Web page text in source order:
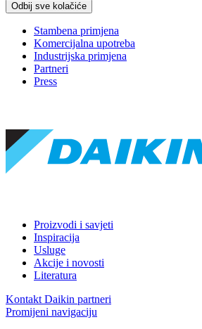
Odbij sve kolačiće
Stambena primjena
Komercijalna upotreba
Industrijska primjena
Partneri
Press
Proizvodi i savjeti
Inspiracija
Usluge
Akcije i novosti
Literatura
Kontakt Daikin partneri
Promijeni navigaciju